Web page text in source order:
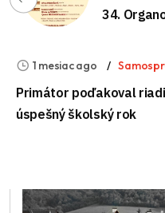
34.
1 mesiac ago
Primátor poďakoval
úspešný školský rok